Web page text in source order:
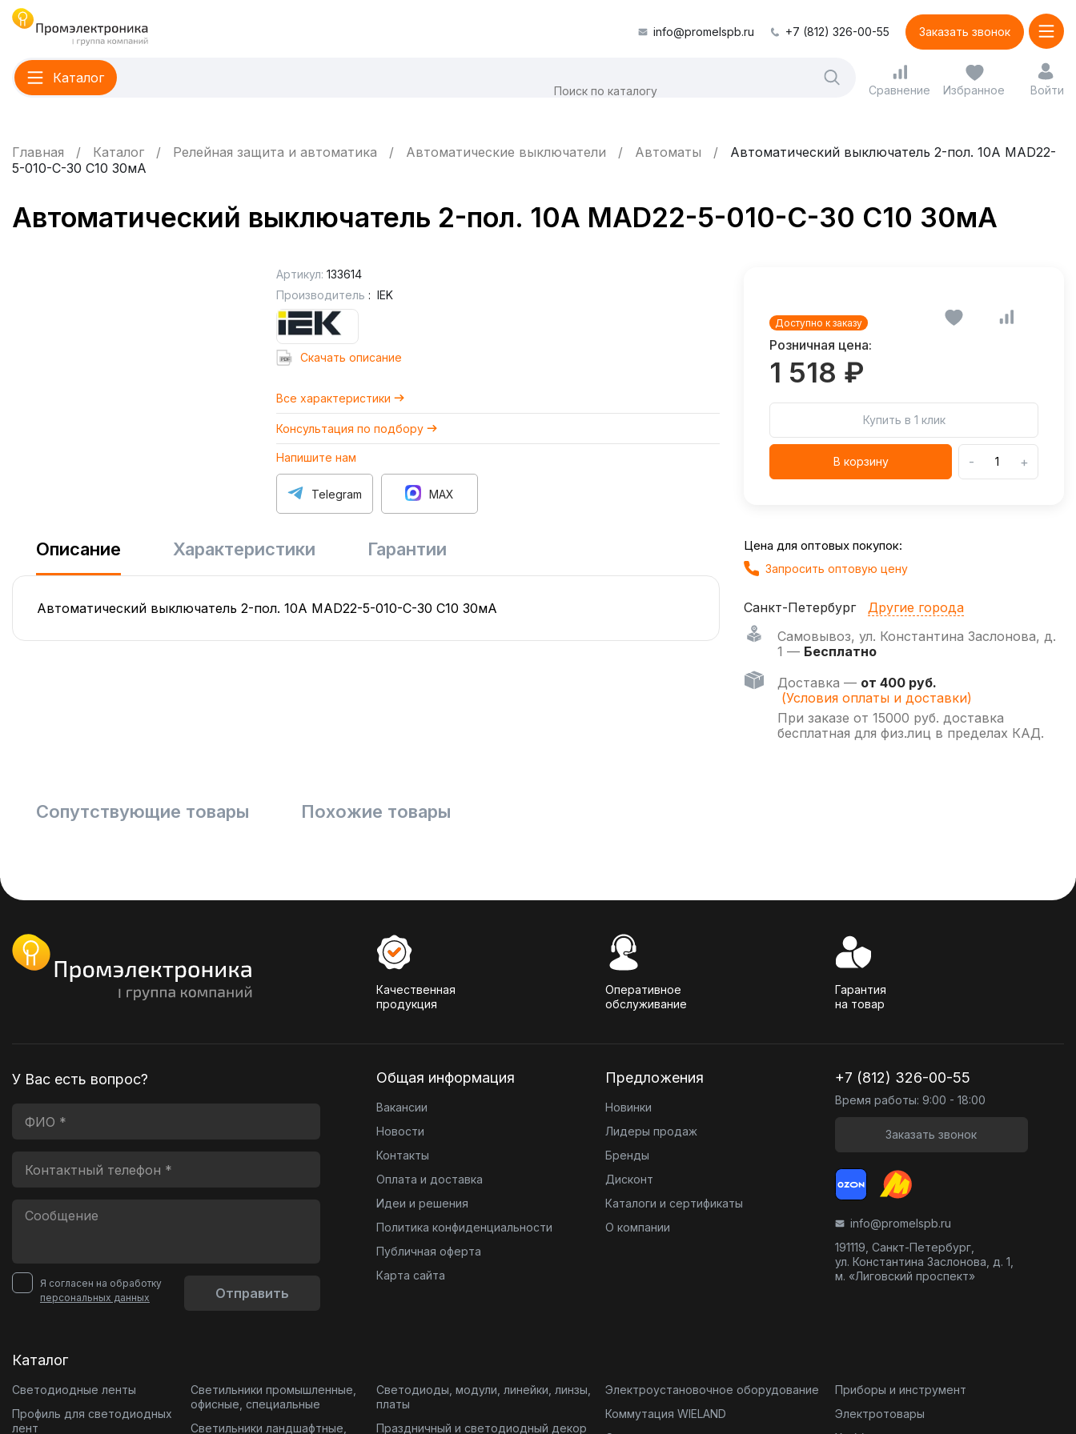
info@promelspb.ru +7 (812) 326-00-55 Заказать звонок
Каталог
Сравнение Избранное Войти
Главная Каталог Релейная защита и автоматика Автоматические выключатели Автоматы
Автоматический выключатель 2-пол. 10А MAD22-
5-010-C-30 C10 30мА
Автоматический выключатель 2-пол. 10А MAD22-5-010-C-30 C10 30мА
Артикул: 133614
Производитель : IEK
Cкачать описание
Все характеристики
Консультация по подбору
Напишите нам
Telegram MAX
Доступно к заказу
Розничная цена:
1 518 ₽
Купить в 1 клик
В корзину - +
Описание Характеристики Гарантии
Автоматический выключатель 2-пол. 10А MAD22-5-010-C-30 C10 30мА
Цена для оптовых покупок:
Запросить оптовую цену
Санкт-Петербург
Другие города
Самовывоз, ул. Константина Заслонова, д.
1 — Бесплатно
Доставка — от 400 руб.
(Условия оплаты и доставки)
При заказе от 15000 руб. доставка
бесплатная для физ.лиц в пределах КАД.
Сопутствующие товары Похожие товары
Качественная
продукция
Оперативное
обслуживание
Гарантия
на товар
У Вас есть вопрос?
Я согласен на обработку
персональных данных
Отправить
Общая информация
Вакансии
Новости
Контакты
Оплата и доставка
Идеи и решения
Политика конфиденциальности
Публичная оферта
Карта сайта
Предложения
Новинки
Лидеры продаж
Бренды
Дисконт
Каталоги и сертификаты
О компании
+7 (812) 326-00-55
Время работы: 9:00 - 18:00
Заказать звонок
info@promelspb.ru
191119, Санкт-Петербург,
ул. Константина Заслонова, д. 1,
м. «Лиговский проспект»
Каталог
Светодиодные ленты
Профиль для светодиодных
лент
Светильники промышленные,
офисные, специальные
Светильники ландшафтные,
Светодиоды, модули, линейки, линзы,
платы
Праздничный и светодиодный декор
Электроустановочное оборудование
Коммутация WIELAND
Приборы и инструмент
Электротовары